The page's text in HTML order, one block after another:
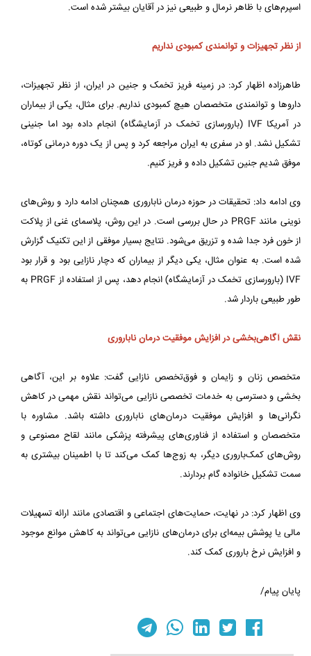
اسپرم‌های با ظاهر نرمال و طبیعی نیز در آقایان بیشتر شده است.
از نظر تجهیزات و توانمندی کمبودی نداریم
طاهرزاده اظهار کرد: در زمینه فریز تخمک و جنین در ایران، از نظر تجهیزات،
داروها و توانمندی متخصصان هیچ کمبودی نداریم. برای مثال، یکی از بیماران
در آمریکا IVF (بارورسازی تخمک در آزمایشگاه) انجام داده بود اما جنینی
تشکیل نشد. او در سفری به ایران مراجعه کرد و پس از یک دوره درمانی کوتاه،
موفق شدیم جنین تشکیل داده و فریز کنیم.
وی ادامه داد: تحقیقات در حوزه درمان ناباروری همچنان ادامه دارد و روش‌های
نوینی مانند PRGF در حال بررسی است. در این روش، پلاسمای غنی از پلاکت
از خون فرد جدا شده و تزریق می‌شود. نتایج بسیار موفقی از این تکنیک گزارش
شده است. به عنوان مثال، یکی دیگر از بیماران که دچار نازایی بود و قرار بود
IVF (بارورسازی تخمک در آزمایشگاه) انجام دهد، پس از استفاده از PRGF به
طور طبیعی باردار شد.
نقش آگاهی‌بخشی در افزایش موفقیت درمان ناباروری
متخصص زنان و زایمان و فوق‌تخصص نازایی گفت: علاوه بر این، آگاهی‌
بخشی و دسترسی به خدمات تخصصی نازایی می‌تواند نقش مهمی در کاهش
نگرانی‌ها و افزایش موفقیت درمان‌های ناباروری داشته باشد. مشاوره با
متخصصان و استفاده از فناوری‌های پیشرفته پزشکی مانند لقاح مصنوعی و
روش‌های کمک‌باروری دیگر، به زوج‌ها کمک می‌کند تا با اطمینان بیشتری به
سمت تشکیل خانواده گام بردارند.
وی اظهار کرد: در نهایت، حمایت‌های اجتماعی و اقتصادی مانند ارائه تسهیلات
مالی یا پوشش بیمه‌ای برای درمان‌های نازایی می‌تواند به کاهش موانع موجود
و افزایش نرخ باروری کمک کند.
پایان پیام/